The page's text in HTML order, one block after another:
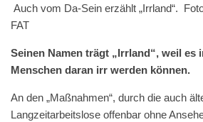
Auch vom Da-Sein erzählt „Irrland“.
FAT
Seinen Namen trägt „Irrland“, weil es
Menschen daran irr werden können.
An den „Maßnahmen“, durch die auch
Langzeitarbeitslose offenbar ohne